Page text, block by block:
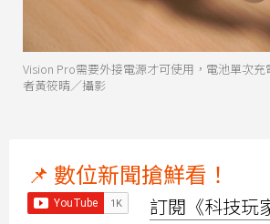
Vision Pro需要外接電源才可使用，電池單次
者黃筱晴／攝影
📌 數位新聞搶鮮看！
訂閱《科技玩